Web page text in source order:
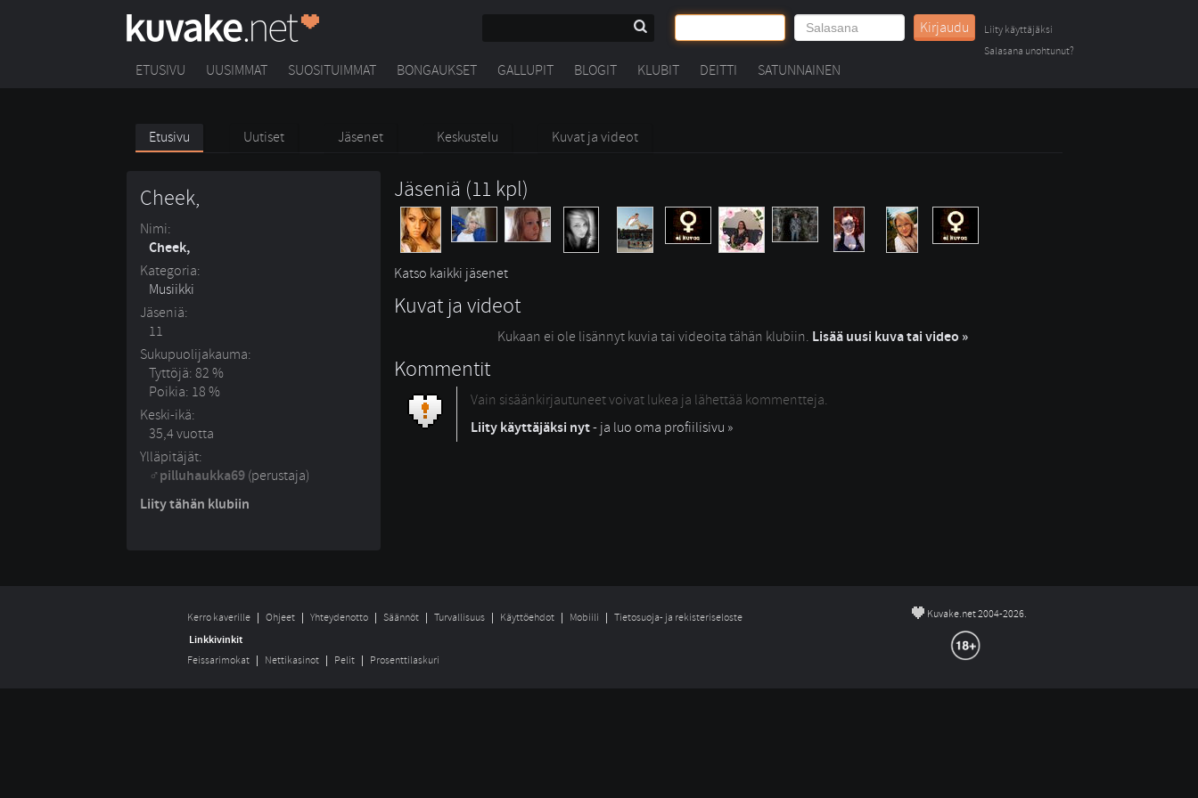
Kirjaudu
Liity käyttäjäksi
Salasana unohtunut?
ETUSIVU UUSIMMAT SUOSITUIMMAT BONGAUKSET GALLUPIT BLOGIT KLUBIT DEITTI SATUNNAINEN
Etusivu Uutiset Jäsenet Keskustelu Kuvat ja videot
Cheek,
Nimi:
Cheek,
Kategoria:
Musiikki
Jäseniä:
11
Sukupuolijakauma:
Tyttöjä: 82 %
Poikia: 18 %
Keski-ikä:
35,4 vuotta
Ylläpitäjät:
pilluhaukka69 (perustaja)
Liity tähän klubiin
Jäseniä (11 kpl)
Katso kaikki jäsenet
Kuvat ja videot
Kukaan ei ole lisännyt kuvia tai videoita tähän klubiin. Lisää uusi kuva tai video »
Kommentit
Vain sisäänkirjautuneet voivat lukea ja lähettää kommentteja.
Liity käyttäjäksi nyt- ja luo oma profiilisivu »
Kerro kaverille Ohjeet Yhteydenotto Säännöt Turvallisuus Käyttöehdot Mobiili Tietosuoja- ja rekisteriseloste © Kuvake.net 2004-2026.
Linkkivinkit
Feissarimokat Nettikasinot Pelit Prosenttilaskuri